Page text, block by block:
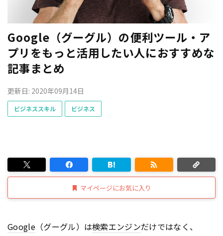
Google（グーグル）の便利ツール・ア
プリをもっと活用したい人におすすめな
記事まとめ
更新日: 2020年09月14日
ビジネススキル ビジネス
マイページにお気に入り
Google（グーグル）は検索エンジンだけではなく、